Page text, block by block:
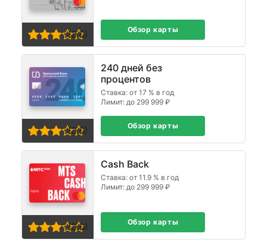
(3,0) Обзор карты
240 дней без
процентов
Ставка: от 17 % в год
Лимит: до 299 999 ₽
(3,0) Обзор карты
Cash Back
Ставка: от 11.9 % в год
Лимит: до 299 999 ₽
(3,0) Обзор карты